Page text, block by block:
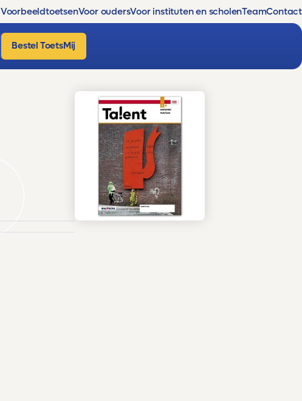
VoorbeeldtoetsenVoor oudersVoor instituten en scholenTeamContact
Bestel ToetsMij